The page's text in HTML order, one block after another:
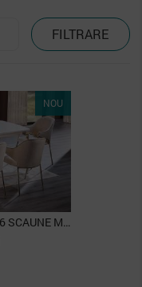
FILTRARE
NOU
SET MASA EXTENSIBILA CU 6 SCAUNE MARIETTA